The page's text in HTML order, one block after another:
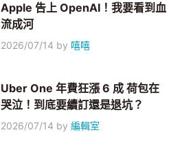
Apple 告上 OpenAI！我要看到血
流成河
2026/07/14 by 嘻嘻
Uber One 年費狂漲 6 成 荷包在
哭泣！到底要續訂還是退坑？
2026/07/14 by編輯室